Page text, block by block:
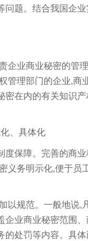
题。结合我国企
业商业秘密的管
管理部门的企业,商
在内的有关知识
、具体化
保障。完善的商业
义务明示化,便于员
规范。一般地说,
业商业秘密范围
处罚等内容。具